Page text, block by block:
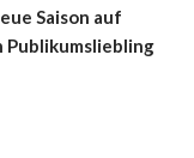
Saison auf
Publikumsliebling